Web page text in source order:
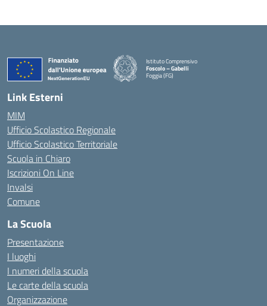
Istituto Comprensivo
Foscolo – Gabelli
Foggia (FG)
— Visita la pagina iniziale della scuola
Link Esterni
MIM
Ufficio Scolastico Regionale
Ufficio Scolastico Territoriale
Scuola in Chiaro
Iscrizioni On Line
Invalsi
Comune
La Scuola
Presentazione
I luoghi
I numeri della scuola
Le carte della scuola
Organizzazione